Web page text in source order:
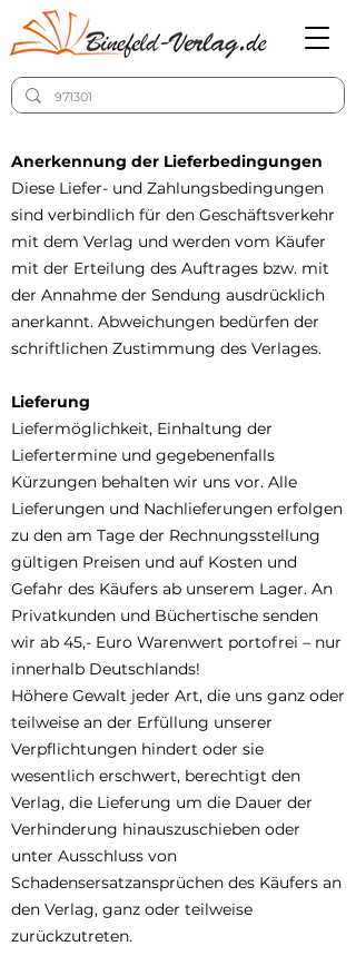
Anerkennung der Lieferbedingungen
Diese Liefer- und Zahlungsbedingungen
sind verbindlich für den Geschäftsverkehr
mit dem Verlag und werden vom Käufer
mit der Erteilung des Auftrages bzw. mit
der Annahme der Sendung ausdrücklich
anerkannt. Abweichungen bedürfen der
schriftlichen Zustimmung des Verlages.
Lieferung
Liefermöglichkeit, Einhaltung der
Liefertermine und gegebenenfalls
Kürzungen behalten wir uns vor. Alle
Lieferungen und Nachlieferungen erfolgen
zu den am Tage der Rechnungsstellung
gültigen Preisen und auf Kosten und
Gefahr des Käufers ab unserem Lager. An
Privatkunden und Büchertische senden
wir ab 45,- Euro Warenwert portofrei – nur
innerhalb Deutschlands!
Höhere Gewalt jeder Art, die uns ganz oder
teilweise an der Erfüllung unserer
Verpflichtungen hindert oder sie
wesentlich erschwert, berechtigt den
Verlag, die Lieferung um die Dauer der
Verhinderung hinauszuschieben oder
unter Ausschluss von
Schadensersatzansprüchen des Käufers an
den Verlag, ganz oder teilweise
zurückzutreten.